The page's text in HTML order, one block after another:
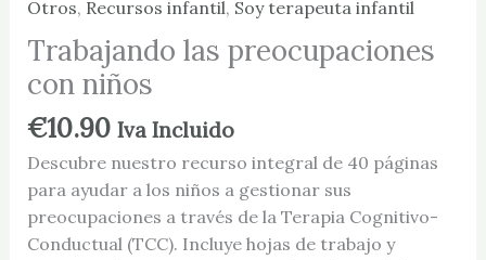
Otros, Recursos infantil, Soy terapeuta infantil
Trabajando las preocupaciones
con niños
€10.90 Iva Incluido
Descubre nuestro recurso integral de 40 páginas
para ayudar a los niños a gestionar sus
preocupaciones a través de la Terapia Cognitivo-
Conductual (TCC). Incluye hojas de trabajo y